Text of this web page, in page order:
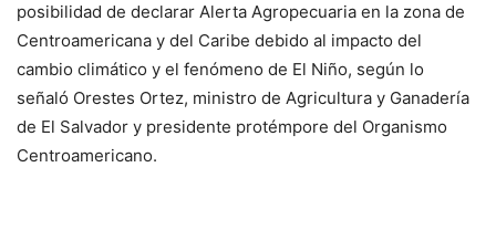
posibilidad de declarar Alerta Agropecuaria en la zona de
Centroamericana y del Caribe debido al impacto del
cambio climático y el fenómeno de El Niño, según lo
señaló Orestes Ortez, ministro de Agricultura y Ganadería
de El Salvador y presidente protémpore del Organismo
Centroamericano.